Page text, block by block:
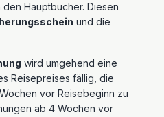
Hauptbucher. Diesen
und die
wird umgehend eine
Reisepreises fällig, die
vor Reisebeginn zu
ab 4 Wochen vor